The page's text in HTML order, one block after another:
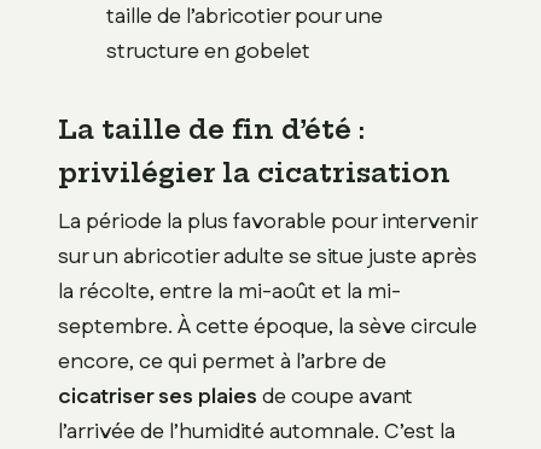
taille de l’abricotier pour une
structure en gobelet
La taille de fin d’été :
privilégier la cicatrisation
La période la plus favorable pour intervenir
sur un abricotier adulte se situe juste après
la récolte, entre la mi-août et la mi-
septembre. À cette époque, la sève circule
encore, ce qui permet à l’arbre de
cicatriser ses plaiesde coupe avant
l’arrivée de l’humidité automnale. C’est la